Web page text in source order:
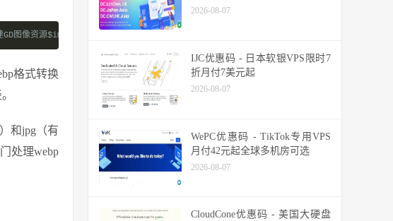
像资源$image = imagecreatefromwebp($webpPath);// 保存为jpg图片
格式转换
和jpg（有
处理webp
2026-08-07
IJC优惠码 - 日本软银VPS限时7
折月付7美元起
2026-08-07
WePC优惠码 - TikTok专用VPS
月付42元起全球多机房可选
2026-08-07
CloudCone优惠码 - 美国大硬盘